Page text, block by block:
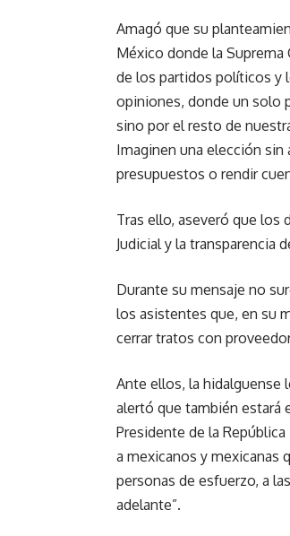
Amagó que su
México donde la
de los partidos políticos y
opiniones, donde un solo
sino por el resto de
Imaginen una elección sin
presupuestos o rendir
Tras ello, aseveró que los
Judicial y la transparencia
Durante su mensaje no
los asistentes que, en su
cerrar tratos con
Ante ellos, la hidalguense
alertó que también estará
Presidente de la República
a mexicanos y mexicanas
personas de esfuerzo, a
adelante”.